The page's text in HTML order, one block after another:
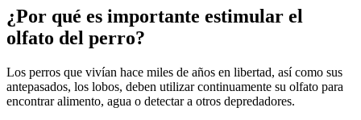
¿Por qué es importante estimular el
olfato del perro?
Los perros que vivían hace miles de años en libertad, así como sus
antepasados, los lobos, deben utilizar continuamente su olfato para
encontrar alimento, agua o detectar a otros depredadores.